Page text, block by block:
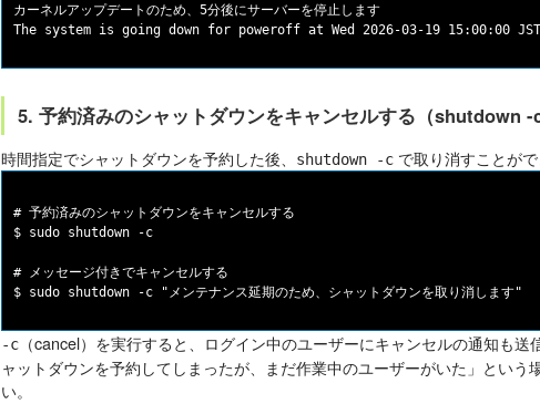
カーネルアップデートのため、5分後にサーバーを停止します
5. 予約済みのシャットダウンをキャンセルする（shutdown -c
時間指定でシャットダウンを予約した後、 shutdown -c で取り消すことがで
# 予約済みのシャットダウンをキャンセルする
$ sudo shutdown -c
# メッセージ付きでキャンセルする
-c （cancel）を実行すると、ログイン中のユーザーにキャンセルの通知も送
ャットダウンを予約してしまったが、まだ作業中のユーザーがいた」という
い。